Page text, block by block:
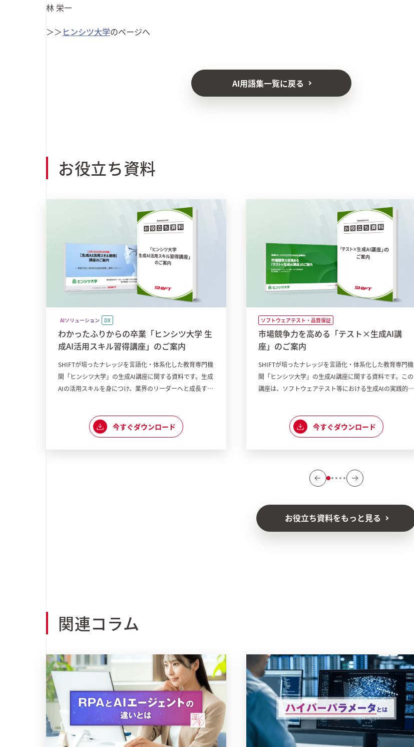
林 栄一
＞＞ ヒンシツ大学のページへ
AI用語集一覧に戻る
お役立ち資料
AIソリューション DX
わかったふりからの卒業「ヒンシツ大学 生
成AI活用スキル習得講座」のご案内
SHIFTが培ったナレッジを言語化・体系化した教育専門機
関「ヒンシツ大学」の生成AI講座に関する資料です。生成
AIの活用スキルを身につけ、業界のリーダーへと成長する
際に現場で使える応用力を養える 「組織として生成AIの
普及に課題を感じている」 「生成AIを使いこなしたいけ
今すぐダウンロード
ソフトウェアテスト・品質保証
市場競争力を高める「テスト×生成AI講
座」のご案内
SHIFTが培ったナレッジを言語化・体系化した教育専門機
関「ヒンシツ大学」の生成AI講座に関する資料です。この
講座は、ソフトウェアテスト等における生成AIの実践的な
た内容です。ぜひ資料をダウンロードしてご覧ください。
今すぐダウンロード
お役立ち資料をもっと見る
関連コラム